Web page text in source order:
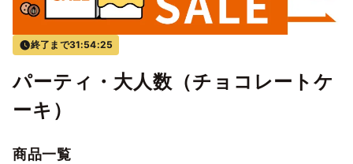
終了まで31:54:25
パーティ・大人数（チョコレートケ
ーキ）
商品一覧